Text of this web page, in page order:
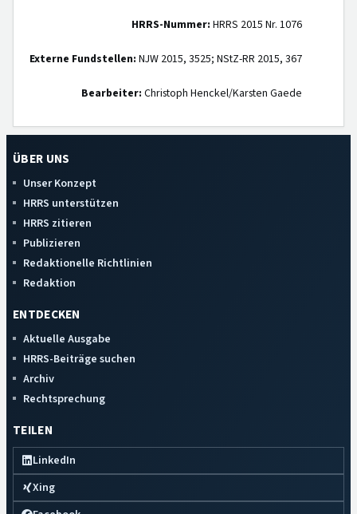
HRRS-Nummer: HRRS 2015 Nr. 1076
Externe Fundstellen: NJW 2015, 3525; NStZ-RR 2015, 367
Bearbeiter: Christoph Henckel/Karsten Gaede
ÜBER UNS
Unser Konzept
HRRS unterstützen
HRRS zitieren
Publizieren
Redaktionelle Richtlinien
Redaktion
ENTDECKEN
Aktuelle Ausgabe
HRRS-Beiträge suchen
Archiv
Rechtsprechung
TEILEN
LinkedIn
Xing